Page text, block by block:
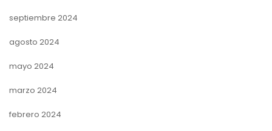
septiembre 2024
agosto 2024
mayo 2024
marzo 2024
febrero 2024